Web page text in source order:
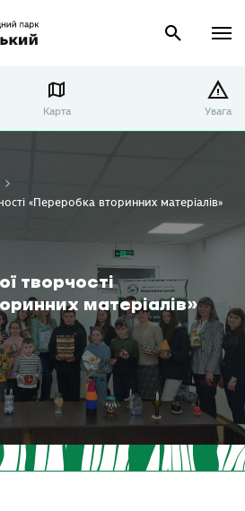
Карта Увага
творчості
матеріалів»
«Переробка вторинних матеріалів»